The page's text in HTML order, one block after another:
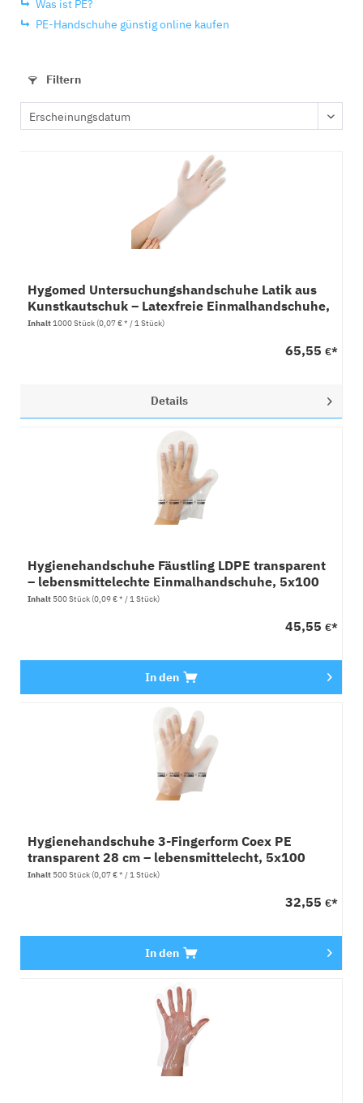
Was ist PE?
PE-Handschuhe günstig online kaufen
Filtern
Hygomed Untersuchungshandschuhe Latik aus
Kunstkautschuk – Latexfreie Einmalhandschuhe,
1000 Stück
Inhalt1000 Stück(0,07 € * / 1 Stück)
65,55 €*
Details
Hygienehandschuhe Fäustling LDPE transparent
– lebensmittelechte Einmalhandschuhe, 5x100
Stück
Inhalt 500 Stück(0,09 € * / 1 Stück)
45,55 €*
In den
Hygienehandschuhe 3-Fingerform Coex PE
transparent 28 cm – lebensmittelecht, 5x100
Stück
Inhalt 500 Stück(0,07 € * / 1 Stück)
32,55 €*
In den